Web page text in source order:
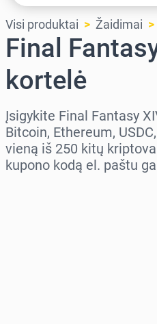
Visi produktai Žaidimai
Final
kortelė
Įsigykite Final Fantasy
Bitcoin, Ethereum,
vieną iš 250 kitų
kupono kodą el. paštu